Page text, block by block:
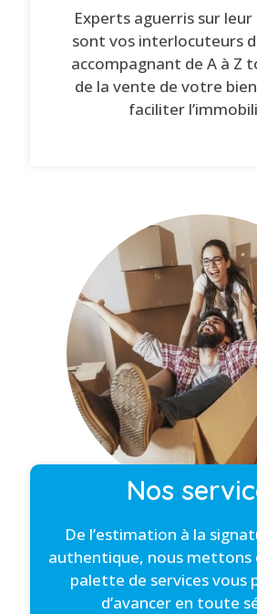
Experts aguerris sur
sont vos interlocuteurs
accompagnant de A à Z
de la vente de votre
faciliter
Nos
De l’estimation à la
authentique, nous mettons
palette de services
d’avancer en toute